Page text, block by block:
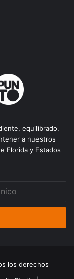
equilibrado,
a nuestros
Florida y Estados
los derechos